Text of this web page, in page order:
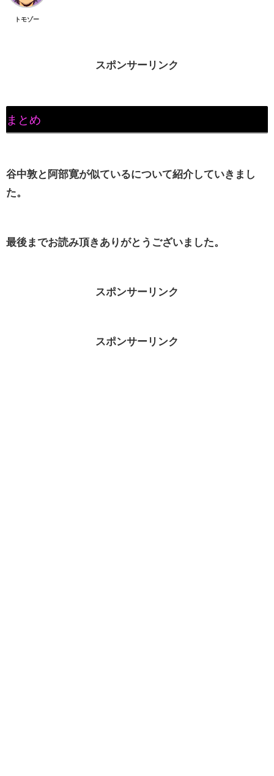
トモゾー
スポンサーリンク
まとめ
谷中敦と阿部寛が似ているについて紹介していきまし
た。
最後までお読み頂きありがとうございました。
スポンサーリンク
スポンサーリンク